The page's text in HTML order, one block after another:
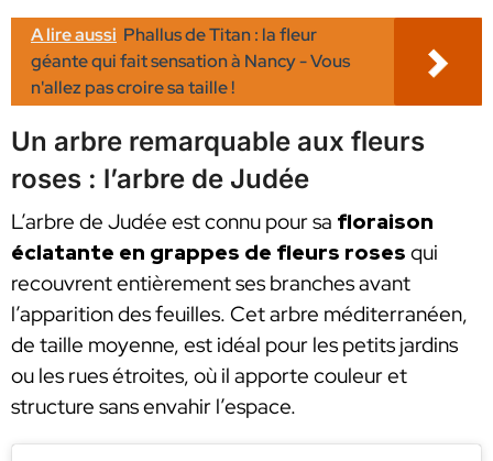
A lire aussi Phallus de Titan : la fleur
géante qui fait sensation à Nancy - Vous
n'allez pas croire sa taille !
Un arbre remarquable aux fleurs
roses : l’arbre de Judée
L’arbre de Judée est connu pour sa floraison
éclatante en grappes de fleurs roses qui
recouvrent entièrement ses branches avant
l’apparition des feuilles. Cet arbre méditerranéen,
de taille moyenne, est idéal pour les petits jardins
ou les rues étroites, où il apporte couleur et
structure sans envahir l’espace.